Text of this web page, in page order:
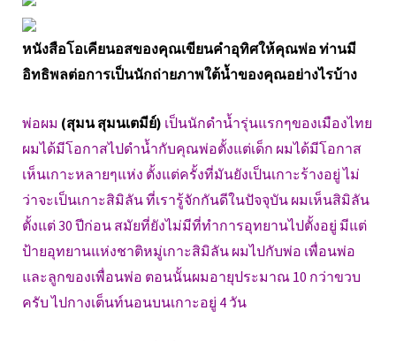
หนังสือโอเคียนอสของคุณเขียนคำอุทิศให้คุณพ่อ ท่านมี
อิทธิพลต่อการเป็นนักถ่ายภาพใต้น้ำของคุณอย่างไรบ้าง
พ่อผม (สุมน สุมนเตมีย์) เป็นนักดำน้ำรุ่นแรกๆของเมืองไทย
ผมได้มีโอกาสไปดำน้ำกับคุณพ่อตั้งแต่เด็ก ผมได้มีโอกาส
เห็นเกาะหลายๆแห่ง ตั้งแต่ครั้งที่มันยังเป็นเกาะร้างอยู่ ไม่
ว่าจะเป็นเกาะสิมิลัน ที่เรารู้จักกันดีในปัจจุบัน ผมเห็นสิมิลัน
ตั้งแต่ 30 ปีก่อน สมัยที่ยังไม่มีที่ทำการอุทยานไปตั้งอยู่ มีแต่
ป้ายอุทยานแห่งชาติหมู่เกาะสิมิลัน ผมไปกับพ่อ เพื่อนพ่อ
และลูกของเพื่อนพ่อ ตอนนั้นผมอายุประมาณ 10 กว่าขวบ
ครับ ไปกางเต็นท์นอนบนเกาะอยู่ 4 วัน